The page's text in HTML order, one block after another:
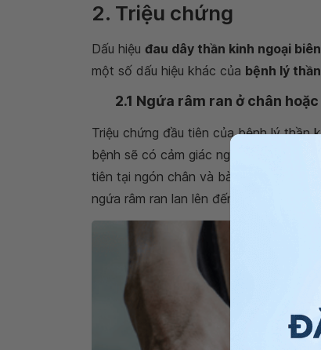
2. Triệu chứng
Dấu hiệu đau dây thần kinh ngoại biên
một số dấu hiệu khác của bệnh lý
2.1 Ngứa râm ran ở chân
Triệu chứng đầu tiên của bệnh lý thần
bệnh sẽ có cảm giác ngứa râm ran,
tiên tại ngón chân và bàn chân, thậm
ngứa râm ran lan lên đến đầu gối thì